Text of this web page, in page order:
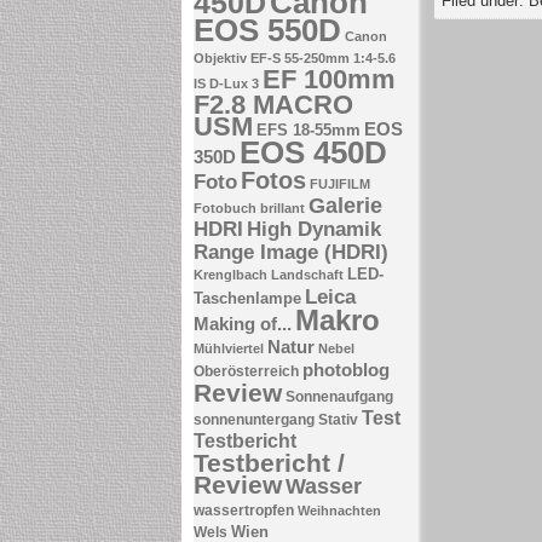
EOS 550D Canon
Objektiv EF-S 55-250mm 1:4-5.6
IS D-Lux 3 EF 100mm
F2.8 MACRO
USM EFS 18-55mm EOS
350D EOS 450D
Foto Fotos FUJIFILM
Fotobuch brillant Galerie
HDRI High Dynamik
Range Image (HDRI)
Krenglbach Landschaft LED-
Taschenlampe Leica
Making of... Makro
Mühlviertel Natur Nebel
Oberösterreich photoblog
Review Sonnenaufgang
sonnenuntergang Stativ Test
Testbericht
Testbericht /
ReviewWasser
wassertropfen Weihnachten
Wels Wien